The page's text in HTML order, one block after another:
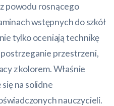
powodu rosnącego
wstępnych do szkół
tylko oceniają technikę
przestrzeni,
z kolorem. Właśnie
na solidne
nauczycieli.